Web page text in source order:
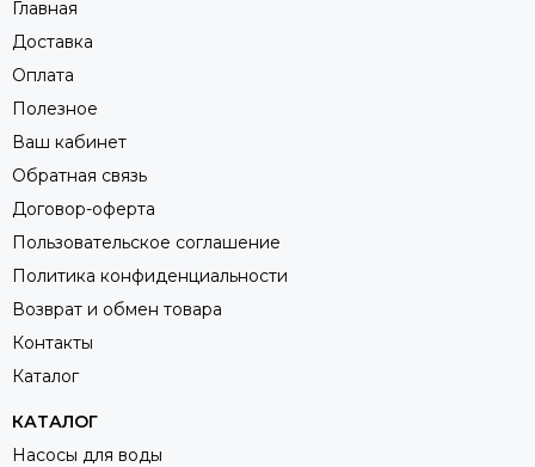
Главная
Доставка
Оплата
Полезное
Ваш кабинет
Обратная связь
Договор-оферта
Пользовательское соглашение
Политика конфиденциальности
Возврат и обмен товара
Контакты
Каталог
КАТАЛОГ
Насосы для воды